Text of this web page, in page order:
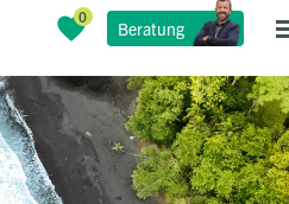
Beratung